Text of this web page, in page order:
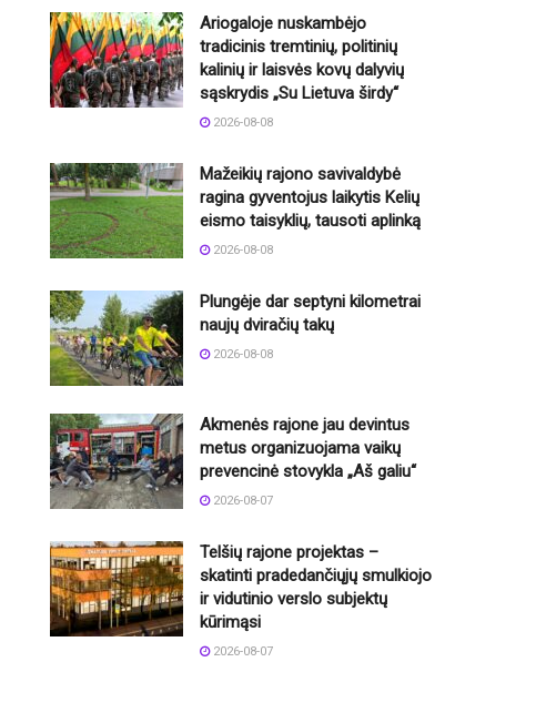
Ariogaloje nuskambėjo
tradicinis tremtinių, politinių
kalinių ir laisvės kovų dalyvių
sąskrydis „Su Lietuva širdy“
2026-08-08
Mažeikių rajono savivaldybė
ragina gyventojus laikytis Kelių
eismo taisyklių, tausoti aplinką
2026-08-08
Plungėje dar septyni kilometrai
naujų dviračių takų
2026-08-08
Akmenės rajone jau devintus
metus organizuojama vaikų
prevencinė stovykla „Aš galiu“
2026-08-07
Telšių rajone projektas –
skatinti pradedančiųjų smulkiojo
ir vidutinio verslo subjektų
kūrimąsi
2026-08-07